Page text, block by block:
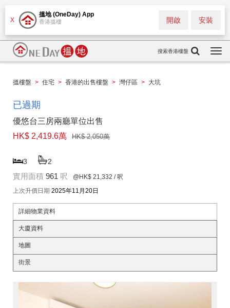
X
搵地 (OneDay) App
香港搵樓 安裝
開啟
搜索香港樓盤
搵樓盤 > 住宅 > 香港的出售樓盤 > 灣仔區 > 大坑
已過期
優悠台三房兩廳單位出售
HK$ 2,419.6萬
HK$ 2,050萬
3 2
實用面積 961 呎 @HK$ 21,332 / 呎
上次升價日期 2025年11月20日
詳細物業資料
大廈資料
地圖
街景